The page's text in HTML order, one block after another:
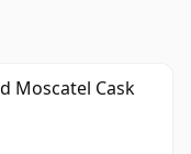
Moscatel Cask